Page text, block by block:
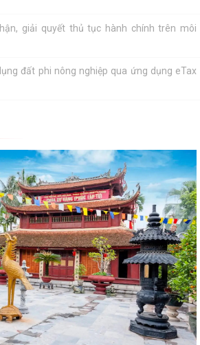
yết công khai kết quả triển khai Nghị quyết
Y TẾ PHƯỜNG KINH MÔN Về việc lập danh
TRUYỀN, HƯỚNG DẪN NGƯỜI DÂN
KHAI KẾ HOẠCH THU THUẾ SỬ DỤNG ĐẤT
VÀ PHÁT ĐỘNG ĐỢT...
lượng tham gia bảo vệ an ninh trật tự ở cơ
28/7/2026 của HĐND THÀNH PHỐ Quy định
hoạt...
SÁCH HỖ TRỢ ĐỐI VỚI CÔNG CHỨC,
BỘ PHẬN MỘT CỬA CÁC...
bố thủ tục hành chính nội bộ mới ban hành
quản lý...